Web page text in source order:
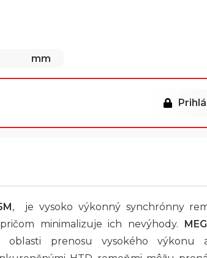
mm
, je vysoko výkonný synchrónny
minimalizuje ich nevýhody.
prenosu vysokého výkonu